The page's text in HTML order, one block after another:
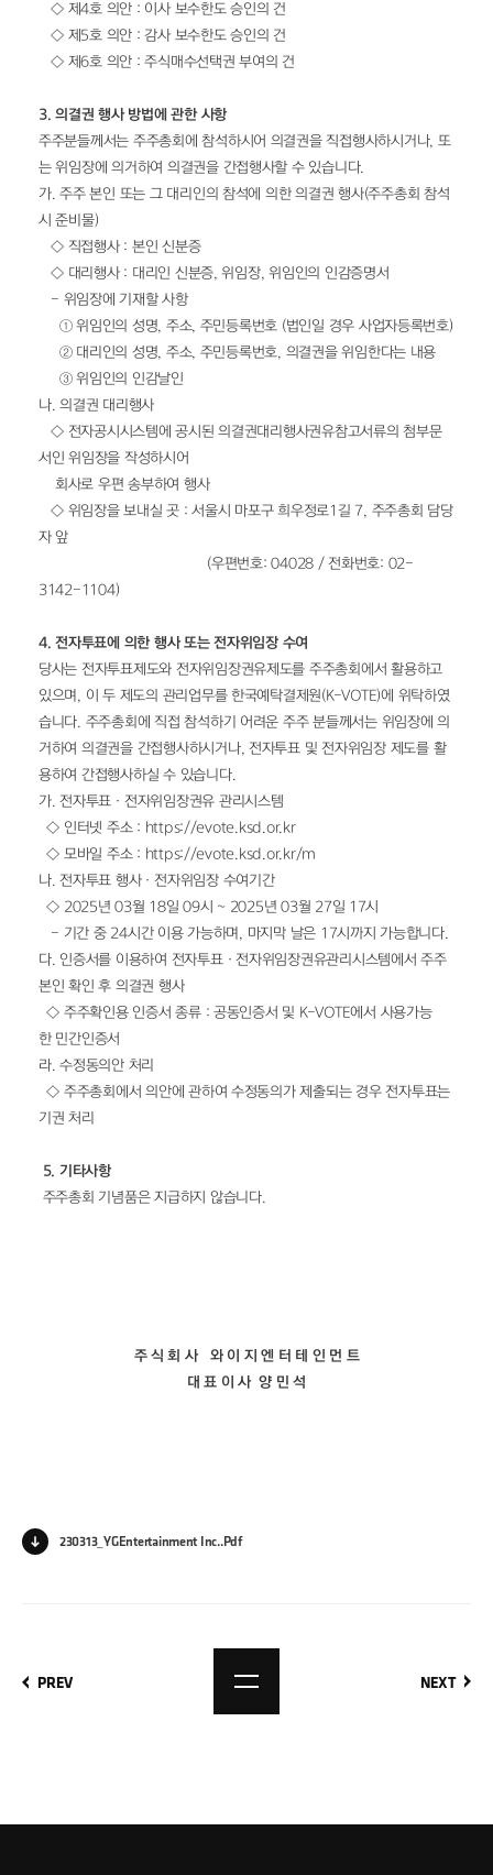
◇ 제4호 의안 : 이사 보수한도 승인의 건
◇ 제5호 의안 : 감사 보수한도 승인의 건
◇ 제6호 의안 : 주식매수선택권 부여의 건
3. 의결권 행사 방법에 관한 사항
주주분들께서는 주주총회에 참석하시어 의결권을 직접행사하시거나, 또
는 위임장에 의거하여 의결권을 간접행사할 수 있습니다.
가. 주주 본인 또는 그 대리인의 참석에 의한 의결권 행사(주주총회 참석
시 준비물)
◇ 직접행사 : 본인 신분증
◇ 대리행사 : 대리인 신분증, 위임장, 위임인의 인감증명서
- 위임장에 기재할 사항
① 위임인의 성명, 주소, 주민등록번호 (법인일 경우 사업자등록번호)
② 대리인의 성명, 주소, 주민등록번호, 의결권을 위임한다는 내용
③ 위임인의 인감날인
나. 의결권 대리행사
◇ 전자공시시스템에 공시된 의결권대리행사권유참고서류의 첨부문
서인 위임장을 작성하시어
회사로 우편 송부하여 행사
자 앞
(우편번호: 04028 / 전화번호: 02-
3142-1104)
4. 전자투표에 의한 행사 또는 전자위임장 수여
당사는 전자투표제도와 전자위임장권유제도를 주주총회에서 활용하고
있으며, 이 두 제도의 관리업무를 한국예탁결제원(K-VOTE)에 위탁하였
습니다. 주주총회에 직접 참석하기 어려운 주주 분들께서는 위임장에 의
거하여 의결권을 간접행사하시거나, 전자투표 및 전자위임장 제도를 활
용하여 간접행사하실 수 있습니다.
가. 전자투표ㆍ전자위임장권유 관리시스템
◇ 인터넷 주소 : https://evote.ksd.or.kr
◇ 모바일 주소 : https://evote.ksd.or.kr/m
나. 전자투표 행사ㆍ전자위임장 수여기간
◇ 2025년 03월 18일 09시 ~ 2025년 03월 27일 17시
- 기간 중 24시간 이용 가능하며, 마지막 날은 17시까지 가능합니다.
다. 인증서를 이용하여 전자투표ㆍ전자위임장권유관리시스템에서 주주
본인 확인 후 의결권 행사
◇ 주주확인용 인증서 종류 : 공동인증서 및 K-VOTE에서 사용가능
한 민간인증서
라. 수정동의안 처리
◇ 주주총회에서 의안에 관하여 수정동의가 제출되는 경우 전자투표는
기권 처리
5. 기타사항
주주총회 기념품은 지급하지 않습니다.
주 식 회 사   와 이 지 엔 터 테 인 먼 트
대 표 이 사  양 민 석
230313_YGEntertainment Inc..pdf
PREV NEXT